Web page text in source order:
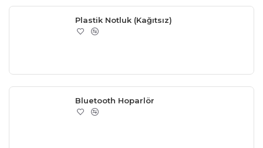
Plastik Notluk (Kağıtsız)
Bluetooth Hoparlör